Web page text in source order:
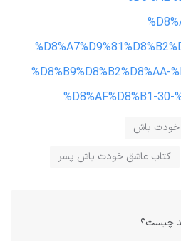
%D8%B9%D8%B2%D8%AA-
%D8%AF%D8%B1-30-
کتاب عاشق خودت باش پسر
چیست؟